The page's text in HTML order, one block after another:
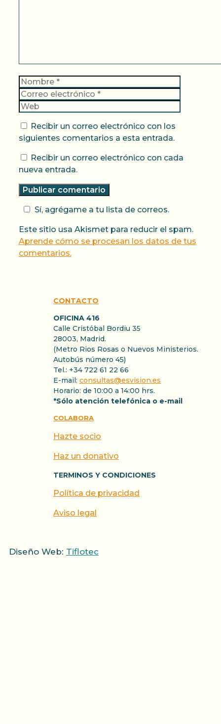
Nombre
Recibir un correo electrónico con los
siguientes comentarios a esta entrada.
Recibir un correo electrónico con cada
nueva entrada.
Sí, agrégame a tu lista de correos.
Este sitio usa Akismet para reducir el spam.
Aprende cómo se procesan los datos de tus
comentarios.
CONTACTO
OFICINA 416
Calle Cristóbal Bordiu 35
28003, Madrid.
(Metro Rios Rosas o Nuevos Ministerios.
Autobús número 45)
Tel.: +34 722 61 22 66
E-mail: consultas@esvision.es
Horario: de 10:00 a 14:00 hrs.
*Sólo atención telefónica o e-mail
COLABORA
Hazte socio
Haz un donativo
TERMINOS Y CONDICIONES
Política de privacidad
Aviso legal
Diseño Web: Tiflotec